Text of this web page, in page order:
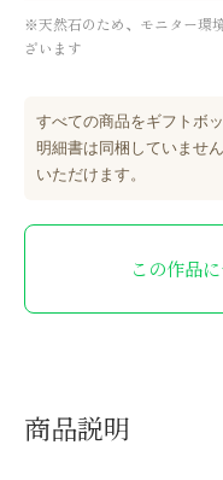
※天然石のため、モニター環
ざいます
すべての商品をギフトボ
明細書は同梱していませ
いただけます。
この作品
商品説明